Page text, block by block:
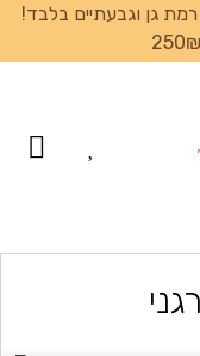
גן וגבעתיים בלבד!